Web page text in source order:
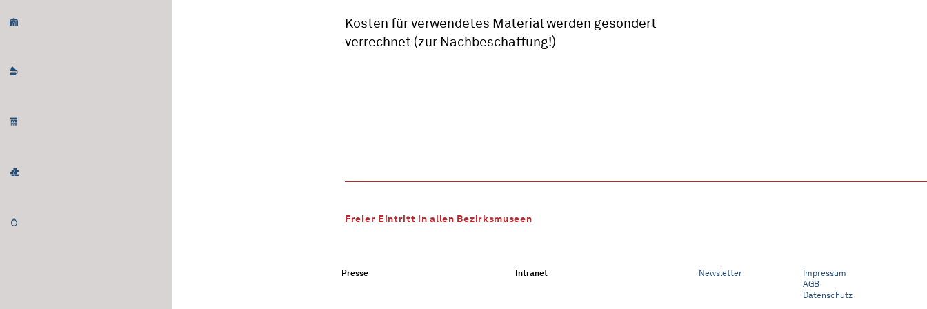
Kosten für verwendetes Material werden gesondert
verrechnet (zur Nachbeschaffung!)
Freier Eintritt in allen Bezirksmuseen
Presse Intranet Newsletter
Impressum
AGB
Datenschutz